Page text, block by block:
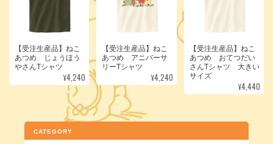
【受注生産品】ねこ
あつめ じょうほう
やさんTシャツ
¥4,240
【受注生産品】ねこ
あつめ アニバーサ
リーTシャツ
¥4,240
【受注生産品】ねこ
あつめ おてつだい
さんTシャツ 大きい
サイズ
¥4,440
CATEGORY